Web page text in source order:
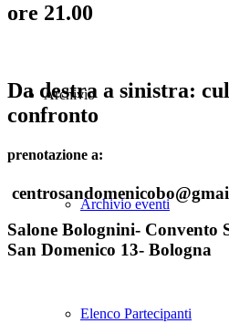
Archivio
Archivio eventi
Elenco Partecipanti
ore 21.00
Da destra a sinistra:
confronto
prenotazione a:
Salone Bolognini- Convento
San Domenico 13- Bologna